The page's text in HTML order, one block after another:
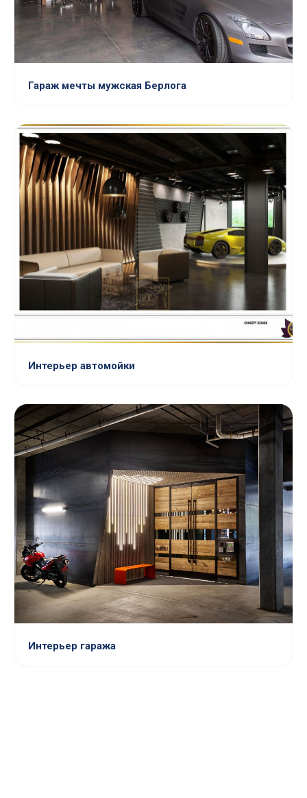
Гараж мечты мужская Берлога
Интерьер автомойки
Интерьер гаража